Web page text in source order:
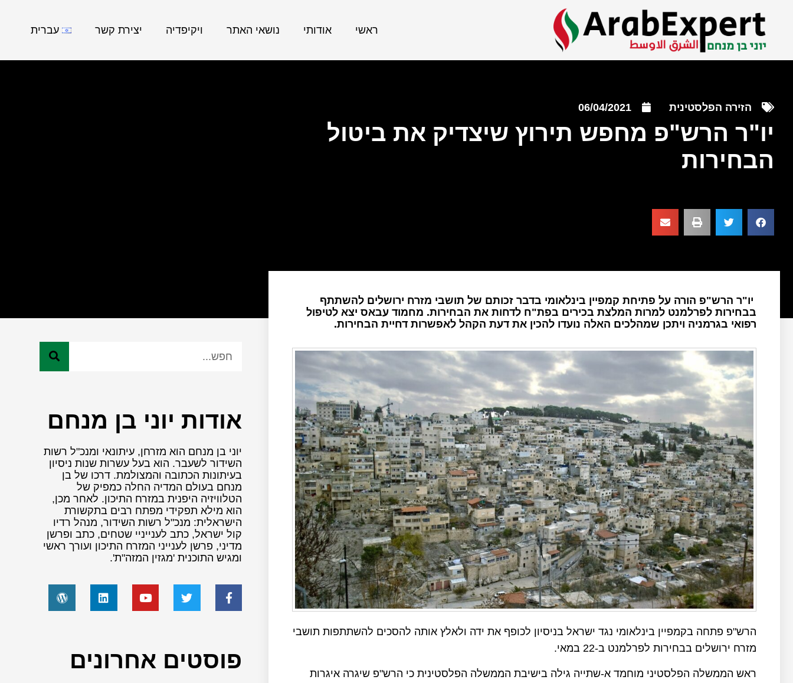
ראשי אודותי נושאי האתר ויקיפדיה יצירת קשר עברית
הזירה הפלסטינית 06/04/2021
יו"ר הרש"פ מחפש תירוץ שיצדיק את ביטול
הבחירות
יו"ר הרש"פ הורה על פתיחת קמפיין בינלאומי בדבר זכותם של תושבי מזרח ירושלים להשתתף
בבחירות לפרלמנט למרות המלצת בכירים בפת"ח לדחות את הבחירות. מחמוד עבאס יצא לטיפול
רפואי בגרמניה ויתכן שמהלכים האלה נועדו להכין את דעת הקהל לאפשרות דחיית הבחירות.
הרש"פ פתחה בקמפיין בינלאומי נגד ישראל בניסיון לכופף את ידה ולאלץ אותה להסכים להשתתפות תושבי
מזרח ירושלים בבחירות לפרלמנט ב-22 במאי.
ראש הממשלה הפלסטיני מוחמד א-שתייה גילה בישיבת הממשלה הפלסטינית כי הרש"פ שיגרה איגרות
אודות יוני בן מנחם
יוני בן מנחם הוא מזרחן, עיתונאי ומנכ"ל רשות
השידור לשעבר. הוא בעל עשרות שנות ניסיון
בעיתונות הכתובה והמצולמת. דרכו של בן
מנחם בעולם המדיה החלה כמפיק של
הטלוויזיה היפנית במזרח התיכון. לאחר מכן,
הוא מילא תפקידי מפתח רבים בתקשורת
הישראלית: מנכ"ל רשות השידור, מנהל רדיו
קול ישראל, כתב לענייניי שטחים, כתב ופרשן
מדיני, פרשן לענייני המזרח התיכון ועורך ראשי
ומגיש התוכנית 'מגזין המזה"ת'.
פוסטים אחרונים